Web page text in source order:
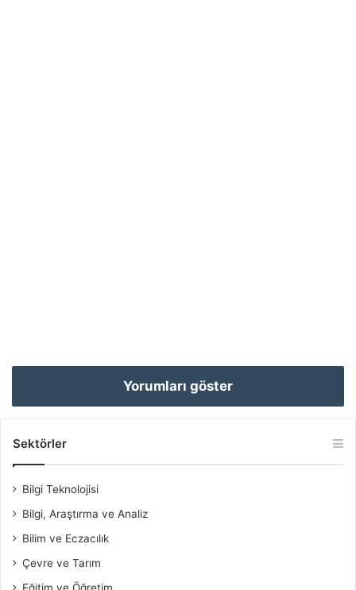
Yorumları göster
Sektörler
Bilgi Teknolojisi
Bilgi, Araştırma ve Analiz
Bilim ve Eczacılık
Çevre ve Tarım